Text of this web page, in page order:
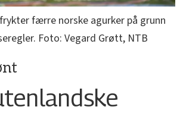
færre norske agurker på grunn
Foto: Vegard Grøtt, NTB